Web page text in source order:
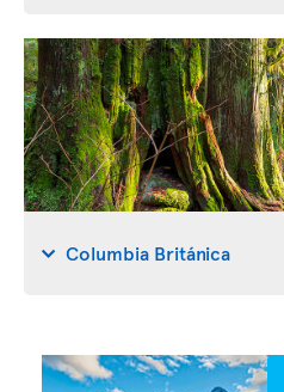
Columbia Británica